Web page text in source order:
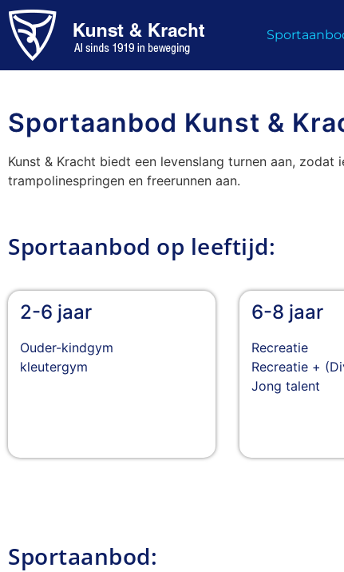
Sportaanbod Kunst &
Kunst & Kracht biedt een levenslang turnen aan,
trampolinespringen en freerunnen aan.
Sportaanbod op leeftijd:
2-6 jaar
Ouder-kindgym
kleutergym
6-8 jaar
Recreatie
Recreatie +
Jong talent
Sportaanbod: